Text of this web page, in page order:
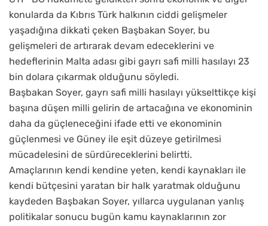
konularda da Kıbrıs Türk halkının ciddi gelişmeler
yaşadığına dikkati çeken Başbakan Soyer, bu
gelişmeleri de artırarak devam edeceklerini ve
hedeflerinin Malta adası gibi gayrı safi milli hasılayı 23
bin dolara çıkarmak olduğunu söyledi.
Başbakan Soyer, gayrı safi milli hasılayı yükselttikçe kişi
başına düşen milli gelirin de artacağına ve ekonominin
daha da güçleneceğini ifade etti ve ekonominin
güçlenmesi ve Güney ile eşit düzeye getirilmesi
mücadelesini de sürdüreceklerini belirtti.
Amaçlarının kendi kendine yeten, kendi kaynakları ile
kendi bütçesini yaratan bir halk yaratmak olduğunu
kaydeden Başbakan Soyer, yıllarca uygulanan yanlış
politikalar sonucu bugün kamu kaynaklarının zor